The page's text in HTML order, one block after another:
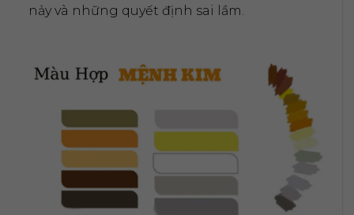
nảy và những quyết định sai lầm.